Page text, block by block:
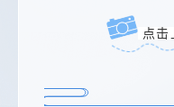
点击